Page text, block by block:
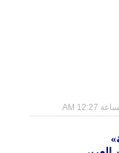
12:27 AM